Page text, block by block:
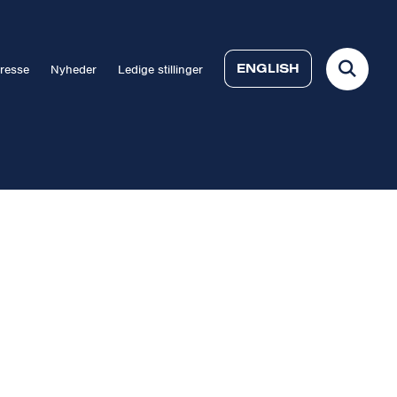
Nyheder Ledige stillinger ENGLISH